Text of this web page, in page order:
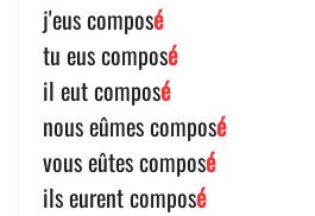
j'eus composé
tu eus composé
il eut composé
nous eûmes composé
vous eûtes composé
ils eurent composé